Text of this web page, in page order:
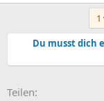
1
Du musst dich
Teilen: